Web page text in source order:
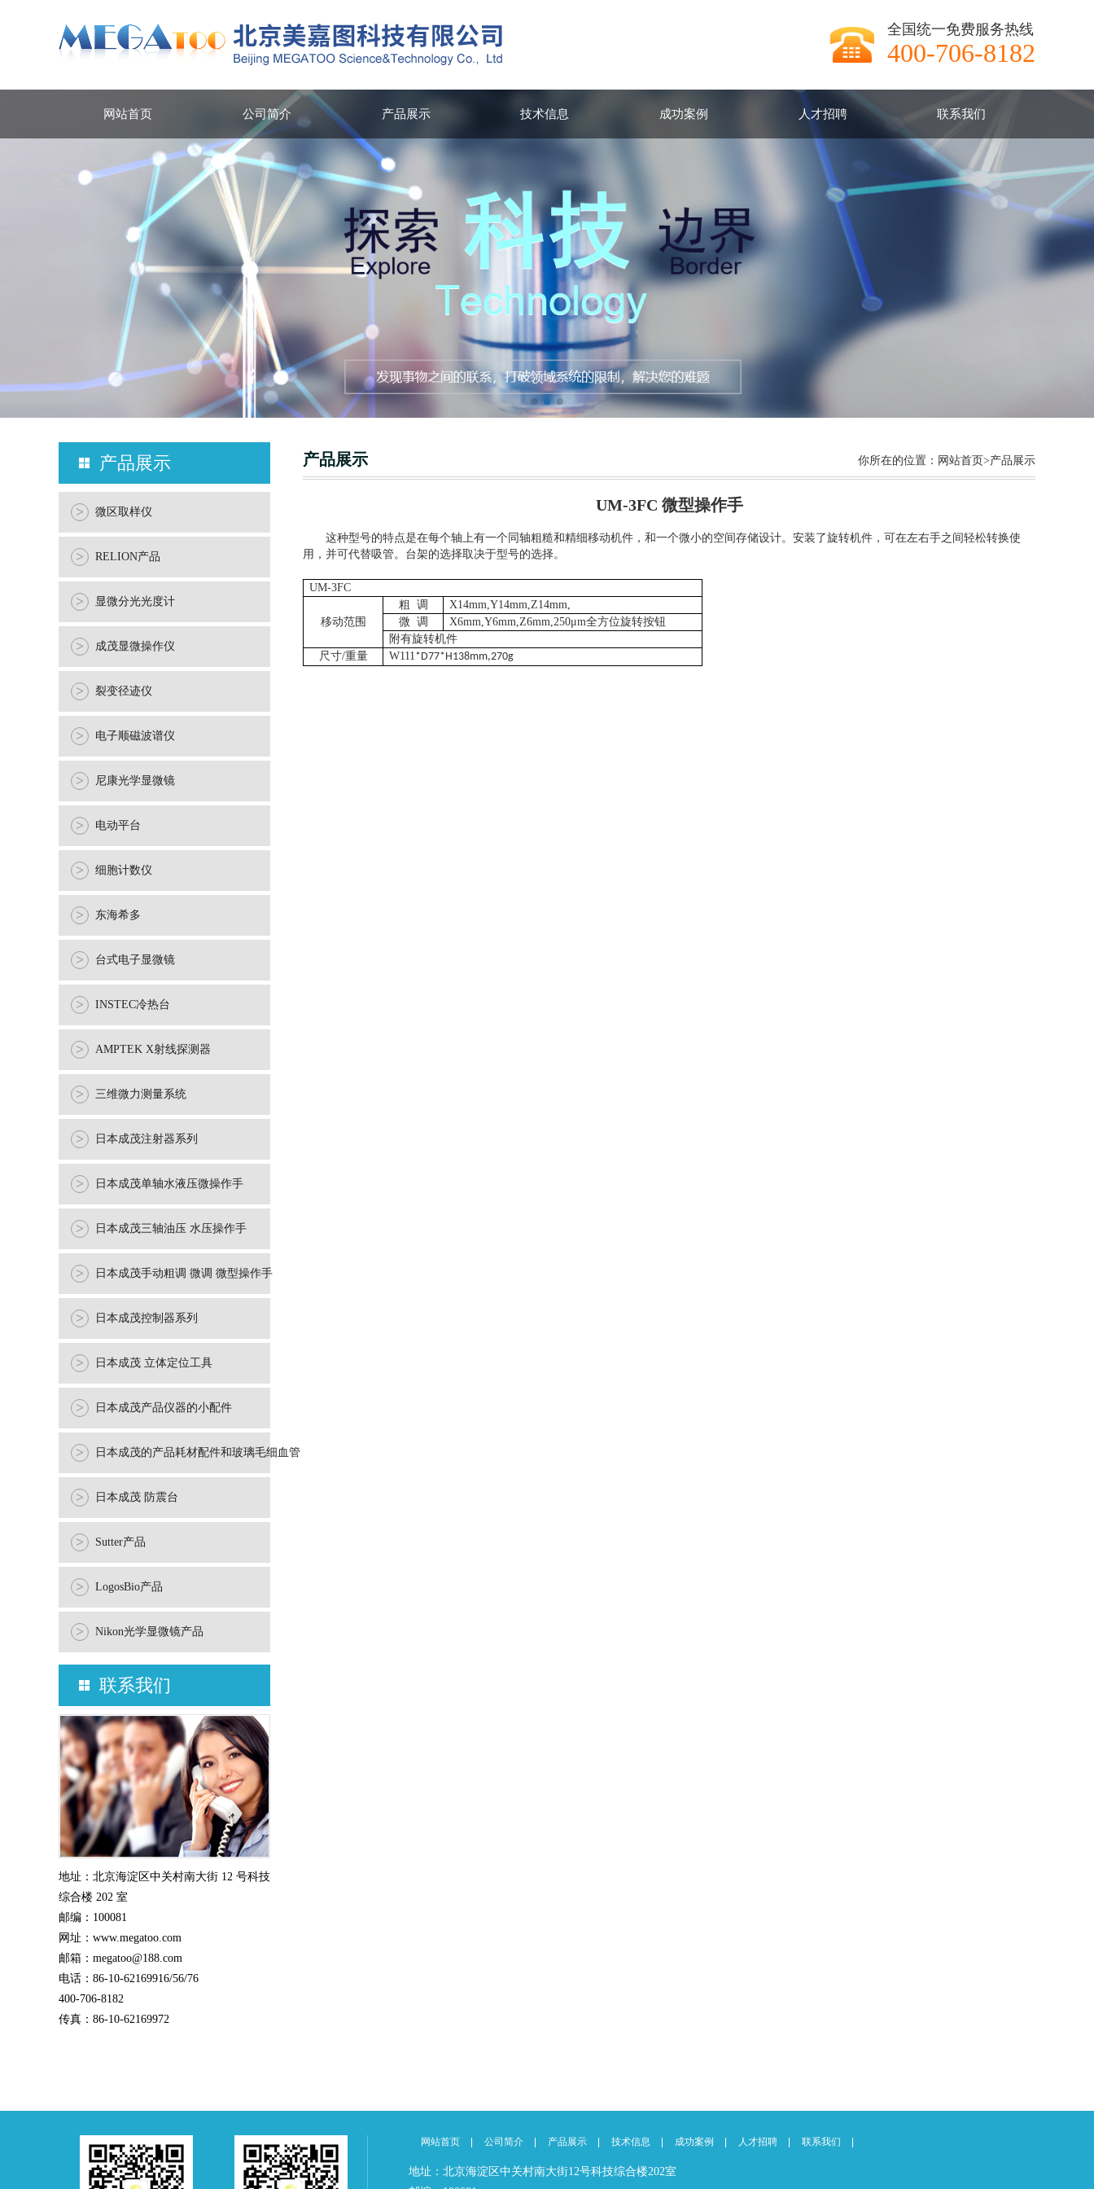
全国统一免费服务热线
400-706-8182
网站首页 公司简介 产品展示 技术信息 成功案例 人才招聘 联系我们
产品展示
> 微区取样仪
> RELION产品
> 显微分光光度计
> 成茂显微操作仪
> 裂变径迹仪
> 电子顺磁波谱仪
> 尼康光学显微镜
> 电动平台
> 细胞计数仪
> 东海希多
> 台式电子显微镜
> INSTEC冷热台
> AMPTEK X射线探测器
> 三维微力测量系统
> 日本成茂注射器系列
> 日本成茂单轴水液压微操作手
> 日本成茂三轴油压 水压操作手
> 日本成茂手动粗调 微调 微型操作手
> 日本成茂控制器系列
> 日本成茂 立体定位工具
> 日本成茂产品仪器的小配件
> 日本成茂的产品耗材配件和玻璃毛细血管
> 日本成茂 防震台
> Sutter产品
> LogosBio产品
> Nikon光学显微镜产品
联系我们
地址：北京海淀区中关村南大街 12 号科技
综合楼 202 室
邮编：100081
网址：www.megatoo.com
邮箱：megatoo@188.com
电话：86-10-62169916/56/76
400-706-8182
传真：86-10-62169972
产品展示 你所在的位置： 网站首页>产品展示
UM-3FC 微型操作手
这种型号的特点是在每个轴上有一个同轴粗糙和精细移动机件，和一个微小的空间存储设计。安装了旋转机件，可在左右手之间轻松转换使
用，并可代替吸管。台架的选择取决于型号的选择。
UM-3FC
移动范围
粗 调
X14mm,Y14mm,Z14mm,
微 调
X6mm,Y6mm,Z6mm,250μm全方位旋转按钮
附有旋转机件
尺寸/重量
W111*D77*H138mm,270g
网站首页 公司简介 产品展示 技术信息 成功案例 人才招聘 联系我们
地址：北京海淀区中关村南大街12号科技综合楼202室